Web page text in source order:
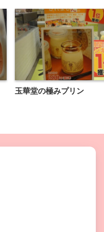
玉華堂の極みプリン